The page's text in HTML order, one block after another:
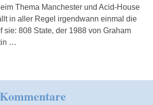
Thema Manchester und Acid-House
in aller Regel irgendwann einmal die
sie: 808 State, der 1988 von Graham
…